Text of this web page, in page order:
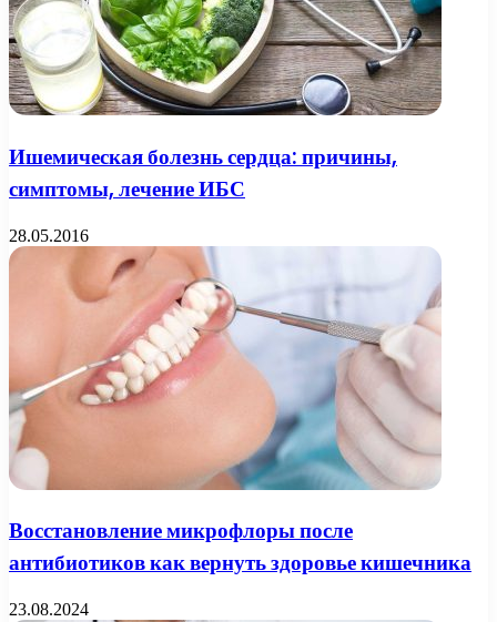
Ишемическая болезнь сердца: причины,
симптомы, лечение ИБС
28.05.2016
Восстановление микрофлоры после
антибиотиков как вернуть здоровье кишечника
23.08.2024